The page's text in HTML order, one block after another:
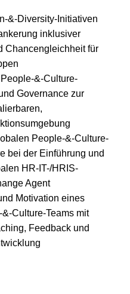
&-Diversity-Initiativen
inklusiver
Chancengleichheit für
&-Culture-
Governance zur
People-&-Culture-
bei der Einführung und
HR-IT-/HRIS-
Agent
Motivation eines
Culture-Teams mit
Feedback und